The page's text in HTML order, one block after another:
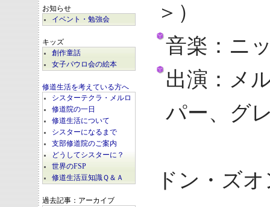
お知らせ
イベント・勉強会
キッズ
創作童話
女子パウロ会の絵本
修道生活を考えている方へ
シスターテクラ・メルロ
修道院の一日
修道生活について
シスターになるまで
支部修道院のご案内
どうしてシスターに？
世界のFSP
修道生活豆知識Ｑ＆Ａ
過去記事：アーカイブ
＞）
音楽：ニ
出演：メ
パー、グ
ドン・ズ